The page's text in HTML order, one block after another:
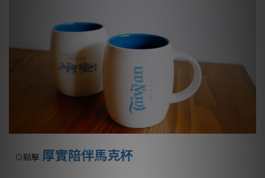
⊙點擊 厚實陪伴馬克杯